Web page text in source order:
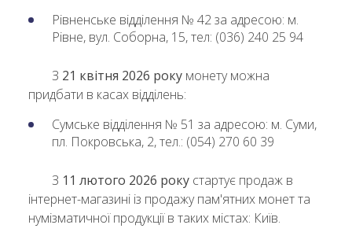
Рівненське відділення № 42 за адресою: м.
Рівне, вул. Соборна, 15, тел: (036) 240 25 94
З 21 квітня 2026 року монету можна
придбати в касах відділень:
Сумське відділення № 51 за адресою: м. Суми,
пл. Покровська, 2, тел.: (054) 270 60 39
З 11 лютого 2026 року стартує продаж в
інтернет-магазині із продажу пам'ятних монет та
нумізматичної продукції в таких містах: Київ.